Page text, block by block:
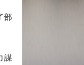
部
謀